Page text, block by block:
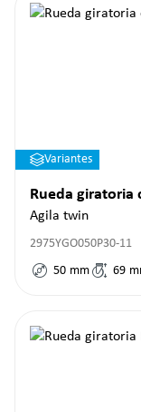
Variantes
Rueda giratoria
Agila twin
2975YGO050P30-11
50 mm 69